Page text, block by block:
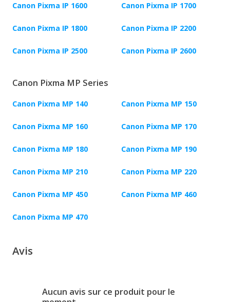
Canon Pixma IP 1600 Canon Pixma IP 1700
Canon Pixma IP 1800 Canon Pixma IP 2200
Canon Pixma IP 2500 Canon Pixma IP 2600
Canon Pixma MP Series
Canon Pixma MP 140 Canon Pixma MP 150
Canon Pixma MP 160 Canon Pixma MP 170
Canon Pixma MP 180 Canon Pixma MP 190
Canon Pixma MP 210 Canon Pixma MP 220
Canon Pixma MP 450 Canon Pixma MP 460
Canon Pixma MP 470
Avis
Aucun avis sur ce produit pour le